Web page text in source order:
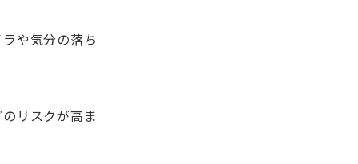
や気分の落ち
リスクが高ま